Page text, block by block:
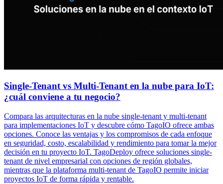
Single-Tenant vs Multi-Tenant en la nube para IoT:
¿cuál conviene a tu negocio?
Compara las arquitecturas en la nube single-tenant y multi-tenant
para implementaciones IoT y descubre cómo TagoIO ofrece ambas
opciones. Conoce las ventajas y los compromisos de cada enfoque
en seguridad, costo, escalabilidad y rendimiento para tomar la mejor
decisión en tu proyecto IoT. TagoDeploy ofrece soluciones single-
tenant de nivel empresarial con opciones de región globales,
mientras que la plataforma multi-tenant de TagoIO permite iniciar
proyectos IoT de forma rápida y rentable.